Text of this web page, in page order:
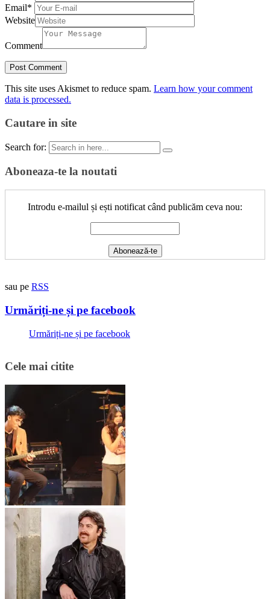
Email*
Website
Comment
This site uses Akismet to reduce spam. Learn how your comment
data is processed.
Cautare in site
Search for:
Aboneaza-te la noutati
Introdu e-mailul și ești notificat când publicăm ceva nou:
sau pe RSS
Urmăriți-ne și pe facebook
Urmăriți-ne și pe facebook
Cele mai citite